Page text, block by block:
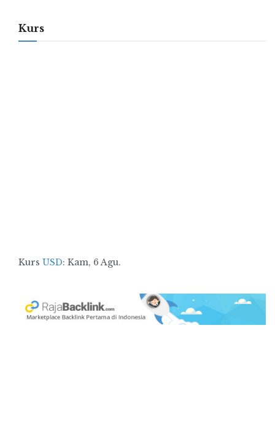
Kurs
Kurs USD: Kam, 6 Agu.